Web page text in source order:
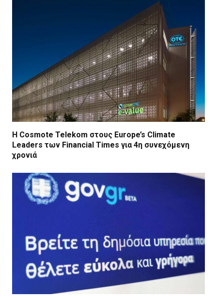
Η Cosmote Telekom στους Europe’s Climate
Leaders των Financial Times για 4η συνεχόμενη
χρονιά